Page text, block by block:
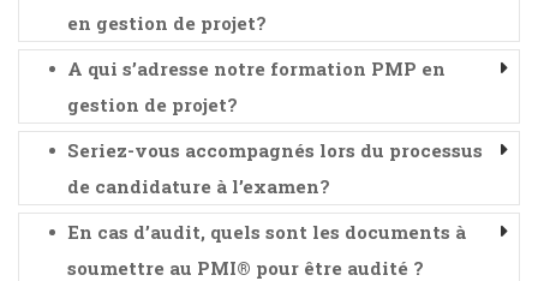
en gestion de projet?
A qui s’adresse notre formation PMP en
gestion de projet?
Seriez-vous accompagnés lors du processus
de candidature à l’examen?
En cas d’audit, quels sont les documents à
soumettre au PMI® pour être audité ?